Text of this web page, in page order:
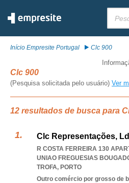
Início Empresite Portugal Clc 900
Clc 900
(Pesquisa solicitada pelo usuário) Ver
12 resultados de busca para
Clc Representações,
R COSTA FERREIRA 130
UNIAO FREGUESIAS
TROFA, PORTO
Outro comércio por grosso de